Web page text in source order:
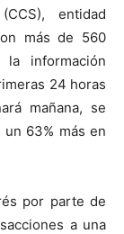
entidad
más de 560
información
24 horas
mañana, se
63% más en
por parte de
a una